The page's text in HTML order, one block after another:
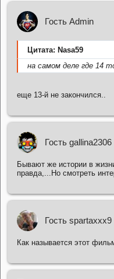
Гость Admin
Цитата: Nasa59
на самом деле где 14
еще 13-й не закончился..
Гость gallina2306
Бывают же истории в
правда,...Но смотреть
Гость spartaxxx9
Как называется этот